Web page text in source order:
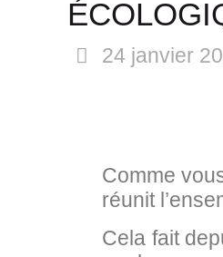
24 janvier
Comme
réunit
Cela fait